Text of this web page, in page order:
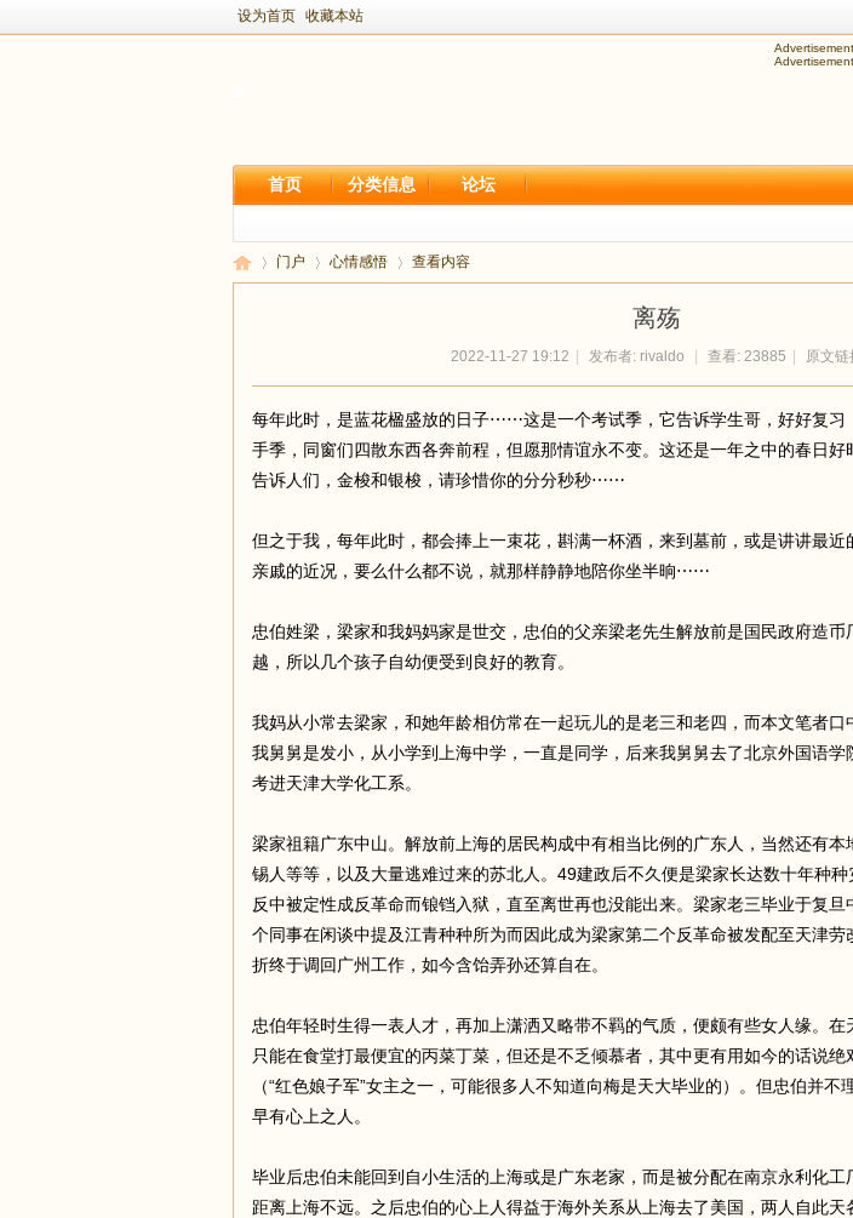
设为首页 收藏本站
Advertisement
Advertisement
首页 分类信息 论坛
门户 心情感悟 查看内容
离殇
2022-11-27 19:12 发布者: rivaldo 查看: 23885 原文链
每年此时，是蓝花楹盛放的日子⋯⋯这是一个考试季，它告诉学生哥，好好复习
手季，同窗们四散东西各奔前程，但愿那情谊永不变。这还是一年之中的春日好
告诉人们，金梭和银梭，请珍惜你的分分秒秒⋯⋯
但之于我，每年此时，都会捧上一束花，斟满一杯酒，来到墓前，或是讲讲最
亲戚的近况，要么什么都不说，就那样静静地陪你坐半晌⋯⋯
忠伯姓梁，梁家和我妈妈家是世交，忠伯的父亲梁老先生解放前是国民政府造
越，所以几个孩子自幼便受到良好的教育。
我妈从小常去梁家，和她年龄相仿常在一起玩儿的是老三和老四，而本文笔者口
我舅舅是发小，从小学到上海中学，一直是同学，后来我舅舅去了北京外国语学
考进天津大学化工系。
梁家祖籍广东中山。解放前上海的居民构成中有相当比例的广东人，当然还有
锡人等等，以及大量逃难过来的苏北人。49建政后不久便是梁家长达数十年种
反中被定性成反革命而锒铛入狱，直至离世再也没能出来。梁家老三毕业于复
个同事在闲谈中提及江青种种所为而因此成为梁家第二个反革命被发配至天津劳
折终于调回广州工作，如今含饴弄孙还算自在。
忠伯年轻时生得一表人才，再加上潇洒又略带不羁的气质，便颇有些女人缘。在
只能在食堂打最便宜的丙菜丁菜，但还是不乏倾慕者，其中更有用如今的话说
（“红色娘子军”女主之一，可能很多人不知道向梅是天大毕业的）。但忠伯并不
早有心上之人。
毕业后忠伯未能回到自小生活的上海或是广东老家，而是被分配在南京永利化
距离上海不远。之后忠伯的心上人得益于海外关系从上海去了美国，两人自此天